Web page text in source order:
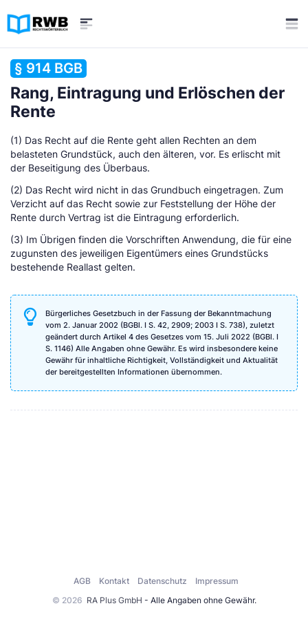
§ 914 BGB
Rang, Eintragung und Erlöschen der
Rente
(1) Das Recht auf die Rente geht allen Rechten an dem
belasteten Grundstück, auch den älteren, vor. Es erlischt mit
der Beseitigung des Überbaus.
(2) Das Recht wird nicht in das Grundbuch eingetragen. Zum
Verzicht auf das Recht sowie zur Feststellung der Höhe der
Rente durch Vertrag ist die Eintragung erforderlich.
(3) Im Übrigen finden die Vorschriften Anwendung, die für eine
zugunsten des jeweiligen Eigentümers eines Grundstücks
bestehende Reallast gelten.
Bürgerliches Gesetzbuch in der Fassung der Bekanntmachung
vom 2. Januar 2002 (BGBl. I S. 42, 2909; 2003 I S. 738), zuletzt
geändert durch Artikel 4 des Gesetzes vom 15. Juli 2022 (BGBl. I
S. 1146) Alle Angaben ohne Gewähr. Es wird insbesondere keine
Gewähr für inhaltliche Richtigkeit, Vollständigkeit und Aktualität
der bereitgestellten Informationen übernommen.
© 2026 RA Plus GmbH - Alle Angaben ohne Gewähr.
AGB Kontakt Datenschutz Impressum